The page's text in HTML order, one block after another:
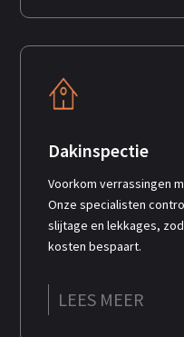
Dakinspectie
Voorkom verrassingen
Onze specialisten
slijtage en lekkages,
kosten bespaart.
LEES MEER